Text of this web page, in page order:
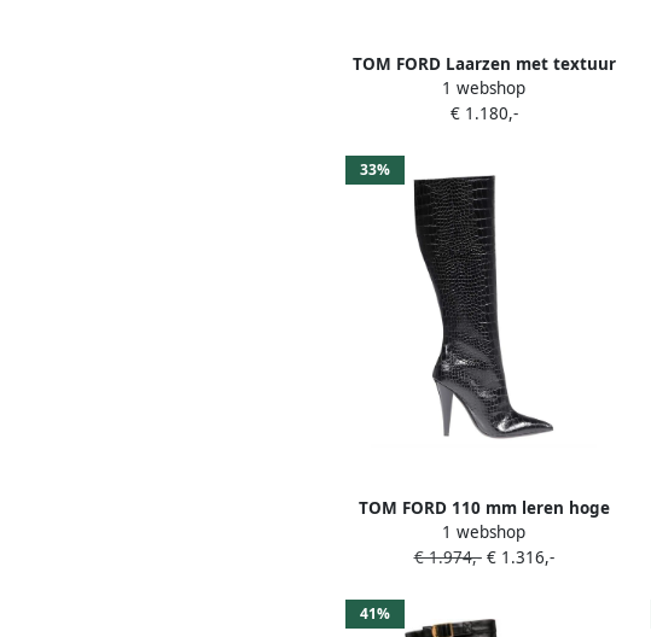
TOM FORD Laarzen met textuur
Zwart
1 webshop
€ 1.180,-
33%
TOM FORD 110 mm leren hoge
laarzen Zwart
1 webshop
€ 1.974,-€ 1.316,-
41%